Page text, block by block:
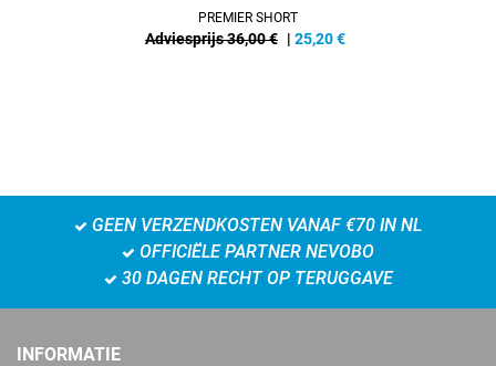
PREMIER SHORT
Adviesprijs 36,00 € | 25,20€
GEEN VERZENDKOSTEN VANAF €70 IN NL
OFFICIËLE PARTNER NEVOBO
30 DAGEN RECHT OP TERUGGAVE
INFORMATIE